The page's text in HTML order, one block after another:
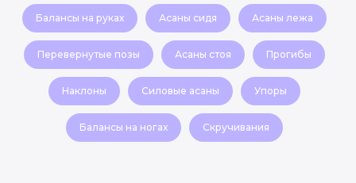
Балансы на руках Асаны сидя Асаны лежа
Перевернутые позы Асаны стоя Прогибы
Наклоны Силовые асаны Упоры
Балансы на ногах Скручивания